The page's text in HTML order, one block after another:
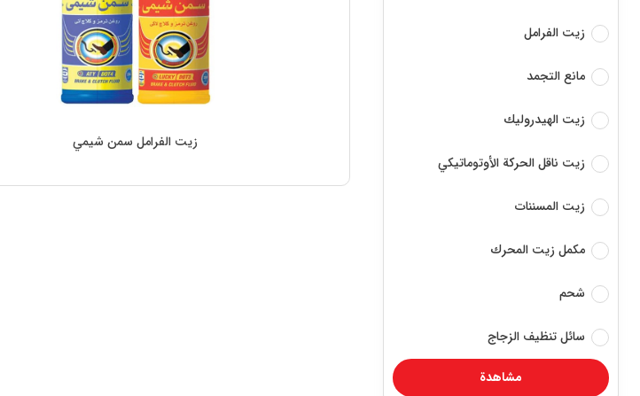
زيت الفرامل
مانع التجمد
زيت الهيدروليك
زيت ناقل الحركة الأوتوماتيكي
زيت المسننات
مكمل زيت المحرك
شحم
سائل تنظيف الزجاج
مشاهدة
زيت الفرامل سمن شیمي